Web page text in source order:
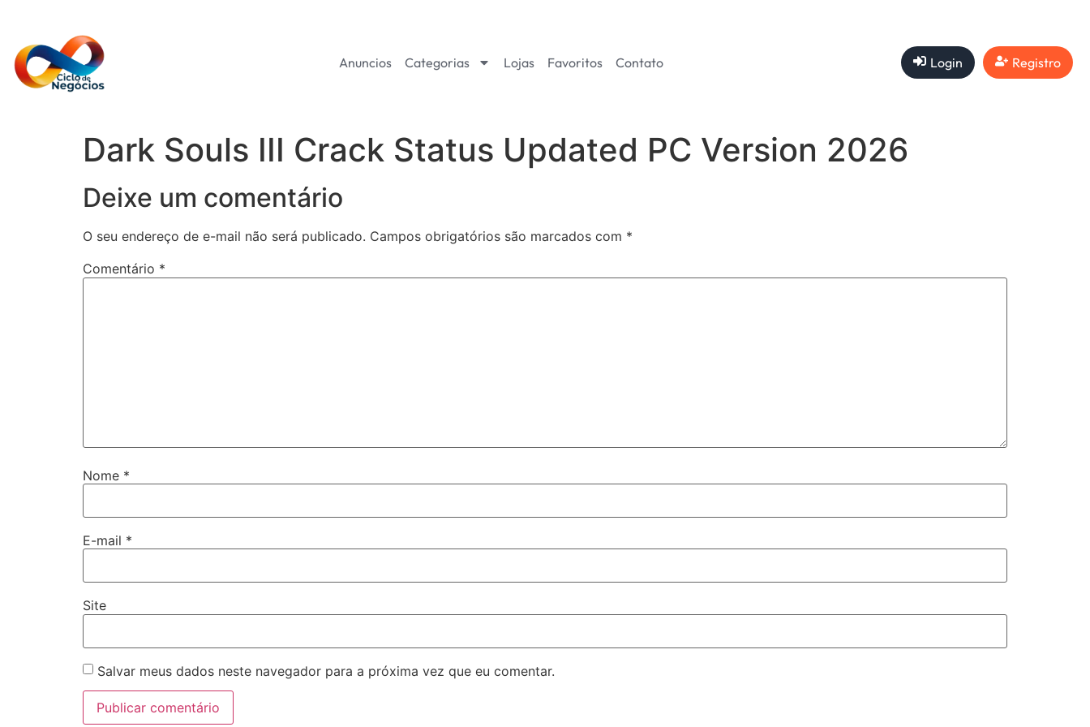
Anuncios Categorias Lojas Favoritos Contato Login Registro
Dark Souls III Crack Status Updated PC Version 2026
Deixe um comentário
O seu endereço de e-mail não será publicado. Campos obrigatórios são marcados com *
Comentário *
Nome *
E-mail *
Site
Salvar meus dados neste navegador para a próxima vez que eu comentar.